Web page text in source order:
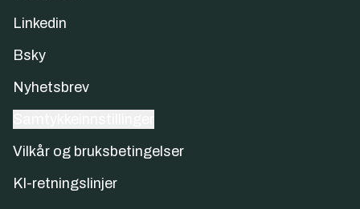
Linkedin
Bsky
Nyhetsbrev
Vilkår og bruksbetingelser
KI-retningslinjer